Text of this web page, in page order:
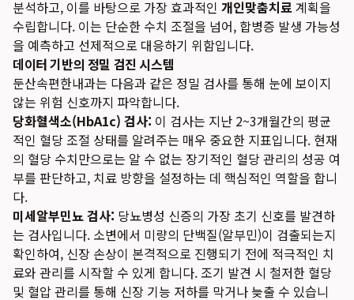
분석하고, 이를 바탕으로 가장 효과적인 개인맞춤치료계획을
수립합니다. 이는 단순한 수치 조절을 넘어, 합병증 발생 가능성
을 예측하고 선제적으로 대응하기 위함입니다.
데이터 기반의 정밀 검진 시스템
둔산속편한내과는 다음과 같은 정밀 검사를 통해 눈에 보이지
않는 위험 신호까지 파악합니다.
당화혈색소(HbA1c) 검사: 이 검사는 지난 2~3개월간의 평균
적인 혈당 조절 상태를 알려주는 매우 중요한 지표입니다. 현재
의 혈당 수치만으로는 알 수 없는 장기적인 혈당 관리의 성공 여
부를 판단하고, 치료 방향을 설정하는 데 핵심적인 역할을 합니
다.
미세알부민뇨 검사: 당뇨병성 신증의 가장 초기 신호를 발견하
는 검사입니다. 소변에서 미량의 단백질(알부민)이 검출되는지
확인하여, 신장 손상이 본격적으로 진행되기 전에 적극적인 치
료와 관리를 시작할 수 있게 합니다. 조기 발견 시 철저한 혈당
및 혈압 관리를 통해 신장 기능 저하를 막거나 늦출 수 있습니